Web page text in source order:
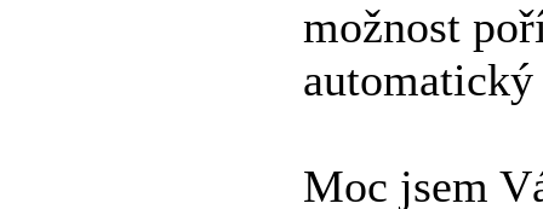
možnost
Moc jsem